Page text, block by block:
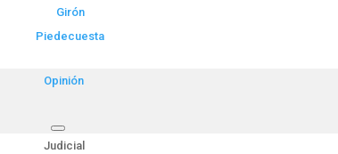
Girón
Piedecuesta
Opinión
Judicial